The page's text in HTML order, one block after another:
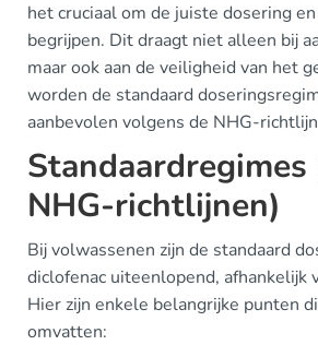
het cruciaal om de juiste dosering
begrijpen. Dit draagt niet alleen bij
maar ook aan de veiligheid van het
worden de standaard
aanbevolen volgens de NHG-
Standaardregimes
NHG-richtlijnen)
Bij volwassenen zijn de standaard
diclofenac uiteenlopend, afhankelijk
Hier zijn enkele belangrijke punten
omvatten: